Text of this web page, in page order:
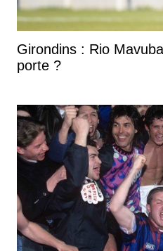
Girondins : Rio
porte ?